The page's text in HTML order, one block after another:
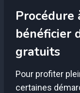
Procédure
bénéficier
gratuits
Pour profiter
certaines